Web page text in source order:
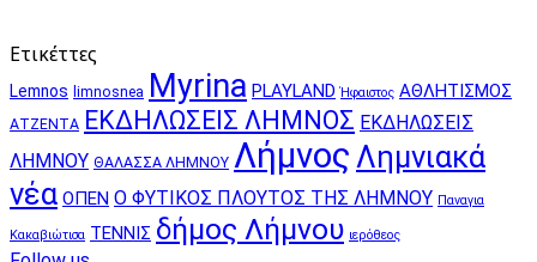
Ετικέττες
Lemnos limnosnea Myrina PLAYLAND Ήφαιστος ΑΘΛΗΤΙΣΜΟΣ
ΑΤΖΕΝΤΑ ΕΚΔΗΛΩΣΕΙΣ ΛΗΜΝΟΣ ΕΚΔΗΛΩΣΕΙΣ
ΛΗΜΝΟΥ ΘΑΛΑΣΣΑ ΛΗΜΝΟΥ Λήμνος Λημνιακά
νέα ΟΠΕΝ Ο ΦΥΤΙΚΟΣ ΠΛΟΥΤΟΣ ΤΗΣ ΛΗΜΝΟΥ Παναγια
Κακαβιώτισα ΤΕΝΝΙΣ δήμος Λήμνου ιερόθεος